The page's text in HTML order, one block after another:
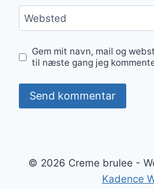
Websted
Gem mit navn, mail og
til næste gang jeg
© 2026 Creme brulee -
Kadence